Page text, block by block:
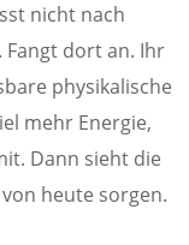
nicht nach
Fangt dort an. Ihr
physikalische
mehr Energie,
Dann sieht die
heute sorgen.